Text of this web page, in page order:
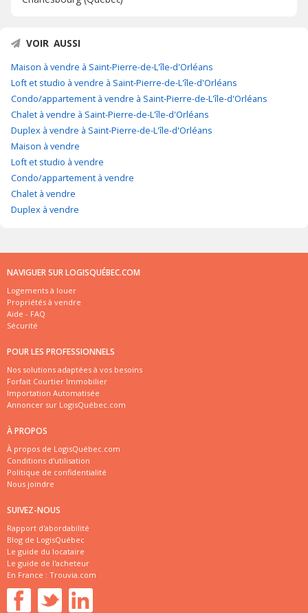
VOIR AUSSI
Maison à vendre à Saint-Pierre-de-L'île-d'Orléans
Loft et studio à vendre à Saint-Pierre-de-L'île-d'Orléans
Condo/appartement à vendre à Saint-Pierre-de-L'île-d'Orléans
Chalet à vendre à Saint-Pierre-de-L'île-d'Orléans
Duplex à vendre à Saint-Pierre-de-L'île-d'Orléans
Maison à vendre
Loft et studio à vendre
Condo/appartement à vendre
Chalet à vendre
Duplex à vendre
NAVIGUER SUR LOGISQUÉBEC.COM
Logements à louer
Propriétés à vendre
Aide - FAQ
Sécurité
POUR LES PROFESSIONNELS
Nos solutions adaptées à vos besoins
Forfait Courtier Immobilier
Importation Automatisée
Annoncer sur LogisQuébec.com
À PROPOS
À propos de LogisQuébec.com
Conditions d'utilisation
Politique de confidentialité
Nous joindre
SUIVEZ-NOUS
Rapport d'abordabilité
Blog de LogisQuébec
Le guide du locataire
Le guide de l'acheteur
En France : Trouvia.com